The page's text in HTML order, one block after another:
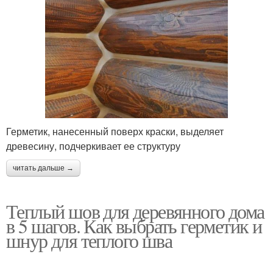
Герметик, нанесенный поверх краски, выделяет
древесину, подчеркивает ее структуру
читать дальше →
Теплый шов для деревянного дома
в 5 шагов. Как выбрать герметик и
шнур для теплого шва